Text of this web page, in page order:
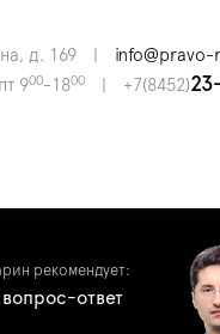
д. 169
info@pravo-
900-1800 +7(8452)
рекомендует:
ответ